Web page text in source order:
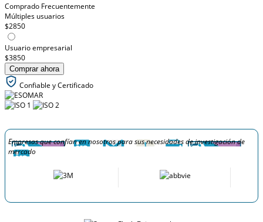
Comprado Frecuentemente
Múltiples usuarios
$2850
Usuario empresarial
$3850
Comprar ahora
Confiable y Certificado
Empresas que confían en nosotros para sus necesidades de investigación de
mercado